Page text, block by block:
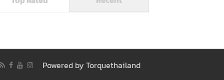
Powered by Torquethailand